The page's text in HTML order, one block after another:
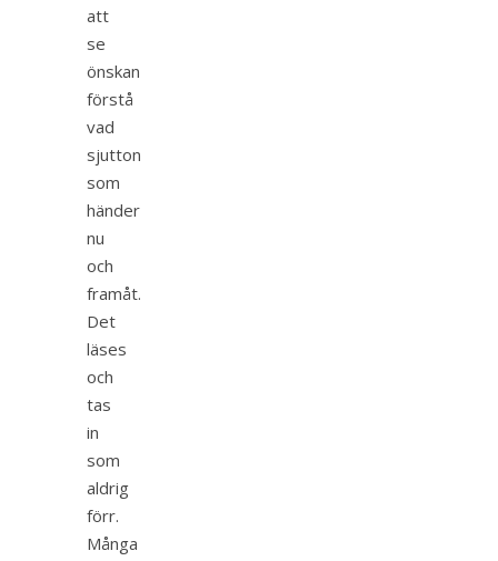
att
se
önskan
förstå
vad
sjutton
som
händer
nu
och
framåt.
Det
läses
och
tas
in
som
aldrig
förr.
Många